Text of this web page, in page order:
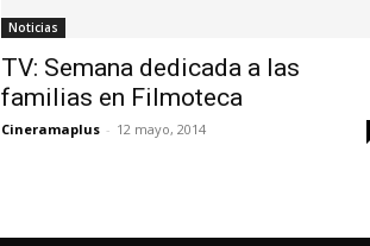
Noticias
TV: Semana dedicada a las
familias en Filmoteca
Cineramaplus - 12 mayo, 2014